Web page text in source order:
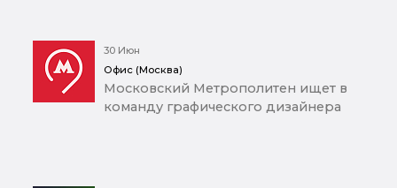
30 Июн
Офис (Москва)
Московский Метрополитен ищет в
команду графического дизайнера